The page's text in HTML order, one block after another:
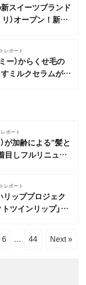
スイーツブランド
）オープン！新・
レポート
ー）からくせ毛の
ミルクセラムが誕
ポート
が加齢による“髪と
目しフルリニュー
レポート
リッププロジェク
ツインリップ」発
6 … 44 Next »